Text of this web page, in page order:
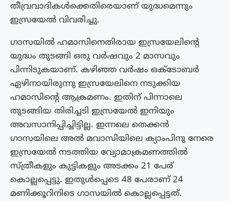
തീവ്രവാദികൾക്കെതിരെയാണ് യുദ്ധമെന്നും
ഇസ്രയേൽ വിവരിച്ചു.
ഗാസയിൽ ഹമാസിനെതിരായ ഇസ്രയേലിന്‍റെ
യുദ്ധം തുടങ്ങി ഒരു വർഷവും 2 മാസവും
പിന്നിടുകയാണ്. കഴിഞ്ഞ വർഷം ഒക്ടോബർ
ഏഴിനായിരുന്നു ഇസ്രയേലിനെ നടുക്കിയ
ഹമാസിന്റെ ആക്രമണം. ഇതിന് പിന്നാലെ
തുടങ്ങിയ തിരിച്ചടി ഇസ്രയേൽ ഇനിയും
അവസാനിപ്പിച്ചിട്ടില്ല. ഇന്നലെ തെക്കൻ
ഗാസയിലെ അൽ മവാസിയിലെ ക്യാംപിനു നേരെ
ഇസ്രയേൽ നടത്തിയ വ്യോമാക്രമണത്തിൽ
സ്ത്രീകളും കുട്ടികളും അടക്കം 21 പേര്
കൊല്ലപ്പെട്ടു. ഇതുൾപ്പെടെ 48 പേരാണ് 24
മണിക്കൂറിനിടെ ഗാസയിൽ കൊല്ലപ്പെട്ടത്.